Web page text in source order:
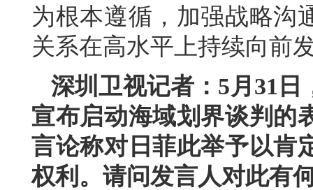
为根本遵循，加强战略沟
关系在高水平上持续向前
深圳卫视记者：5月31
宣布启动海域划界谈判的
言论称对日菲此举予以肯
权利。请问发言人对此有